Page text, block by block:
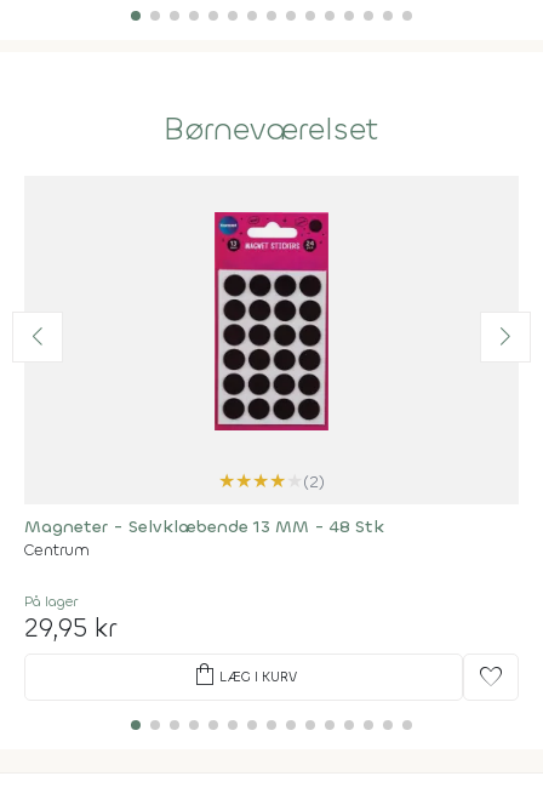
Børneværelset
★★★★
(2)
Magneter - Selvklæbende 13 MM - 48 Stk
Centrum
På lager
29,95 kr
shopping_bag LÆG I KURV favorite